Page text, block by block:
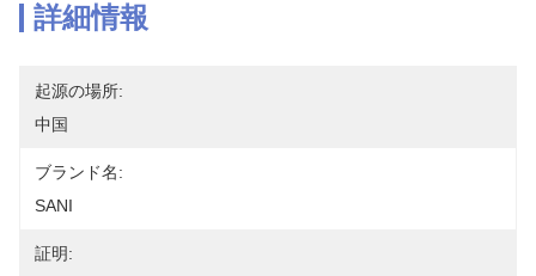
詳細情報
起源の場所:
中国
ブランド名:
SANI
証明: